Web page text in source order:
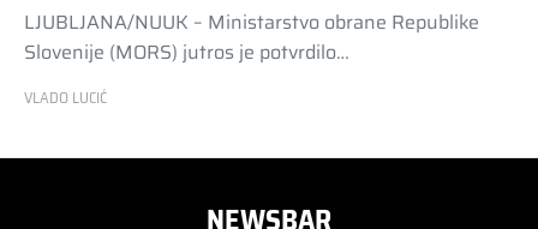
LJUBLJANA/NUUK – Ministarstvo obrane Republike
Slovenije (MORS) jutros je potvrdilo…
VLADO LUCIĆ